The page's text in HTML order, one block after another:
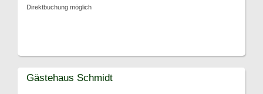
Direktbuchung möglich
Gästehaus Schmidt